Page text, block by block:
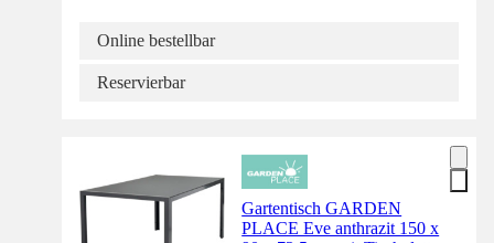
Online bestellbar
Reservierbar
Gartentisch GARDEN
PLACE Eve anthrazit 150 x